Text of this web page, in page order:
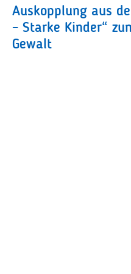
Auskopplung aus
– Starke Kinder“
Gewalt